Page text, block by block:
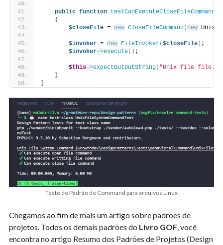
public function testCanExecuteCloseFileCommand
{
$closeFile = new CloseFileCommand ( new
$invoker = new FileInvoker($closeFile) ;
$invoker->execute() ;
$this->expectOutputString( "Unix file file.sh
}
}
Teste do Padrão de Command para arquivos Linux
Chegamos ao fim de mais um artigo sobre padrões de
projetos. Todos os demais padrões do Livro GOF, você
encontra no artigo Resumo dos Padrões de Projetos (Design